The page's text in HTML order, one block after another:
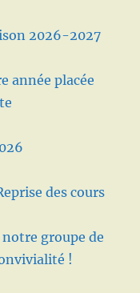
2026-2027
année placée
des cours
groupe de
!